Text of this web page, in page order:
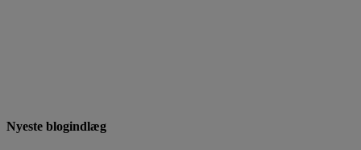
Nyeste blogindlæg